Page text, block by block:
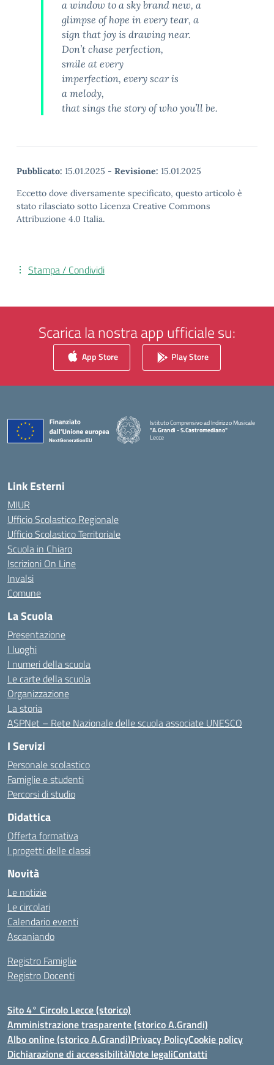
a window to a sky brand new, a
glimpse of hope in every tear, a
sign that joy is drawing near.
Don’t chase perfection,
smile at every
imperfection, every scar is
a melody,
that sings the story of who you’ll be.
Pubblicato: 15.01.2025 - Revisione: 15.01.2025
Eccetto dove diversamente specificato, questo articolo è
stato rilasciato sotto Licenza Creative Commons
Attribuzione 4.0 Italia.
Stampa / Condividi
Scarica la nostra app ufficiale su:
App Store Play Store
Istituto Comprensivo ad Indirizzo Musicale
"A.Grandi - S.Castromediano"
Lecce
Link Esterni
MIUR
Ufficio Scolastico Regionale
Ufficio Scolastico Territoriale
Scuola in Chiaro
Iscrizioni On Line
Invalsi
Comune
La Scuola
Presentazione
I luoghi
I numeri della scuola
Le carte della scuola
Organizzazione
La storia
ASPNet – Rete Nazionale delle scuola associate UNESCO
I Servizi
Personale scolastico
Famiglie e studenti
Percorsi di studio
Didattica
Offerta formativa
I progetti delle classi
Novità
Le notizie
Le circolari
Calendario eventi
Ascaniando
Registro Famiglie
Registro Docenti
Sito 4° Circolo Lecce (storico)
Amministrazione trasparente (storico A.Grandi)
Albo online (storico A.Grandi)Privacy PolicyCookie policy
Dichiarazione di accessibilitàNote legaliContatti